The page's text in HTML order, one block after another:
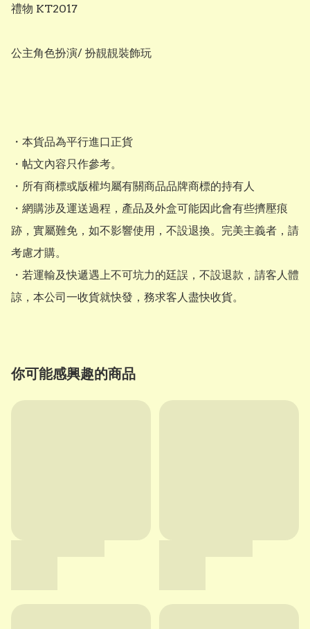
禮物 KT2017
公主角色扮演/ 扮靚靚裝飾玩
・本貨品為平行進口正貨
・帖文內容只作參考。
・所有商標或版權均屬有關商品品牌商標的持有人
・網購涉及運送過程，產品及外盒可能因此會有些擠壓痕
跡，實屬難免，如不影響使用，不設退換。完美主義者，請
考慮才購。
・若運輸及快遞遇上不可坑力的廷誤，不設退款，請客人體
諒，本公司一收貨就快發，務求客人盡快收貨。
你可能感興趣的商品